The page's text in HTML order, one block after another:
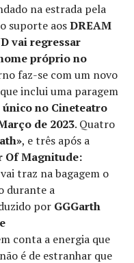
na estrada pela
suporte aosDREAM
vai regressar
próprio no
faz-se com um novo
inclui uma paragem
no Cineteatro
de 2023. Quatro
, e três após a
Of Magnitude:
traz na bagagem o
durante a
por GGGarth
conta a energia que
é de estranhar que